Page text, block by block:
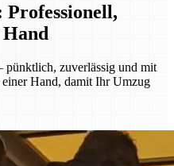
Hand
pünktlich, zuverlässig und mit
Hand, damit Ihr Umzug